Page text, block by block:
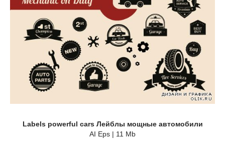
Labels powerful cars Лейблы мощные автомобили
AI Eps | 11 Mb